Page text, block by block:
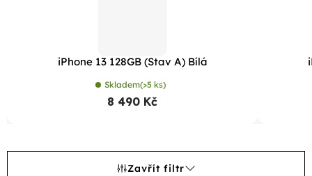
iPhone 13 128GB (Stav A) Bílá
Skladem(>5 ks)
8 490 Kč
Zavřít filtr